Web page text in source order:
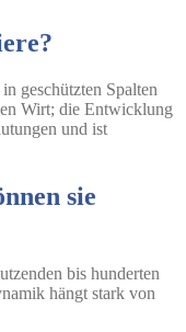
geschützten Spalten
Wirt; die Entwicklung
und ist
sie
bis hunderten
hängt stark von